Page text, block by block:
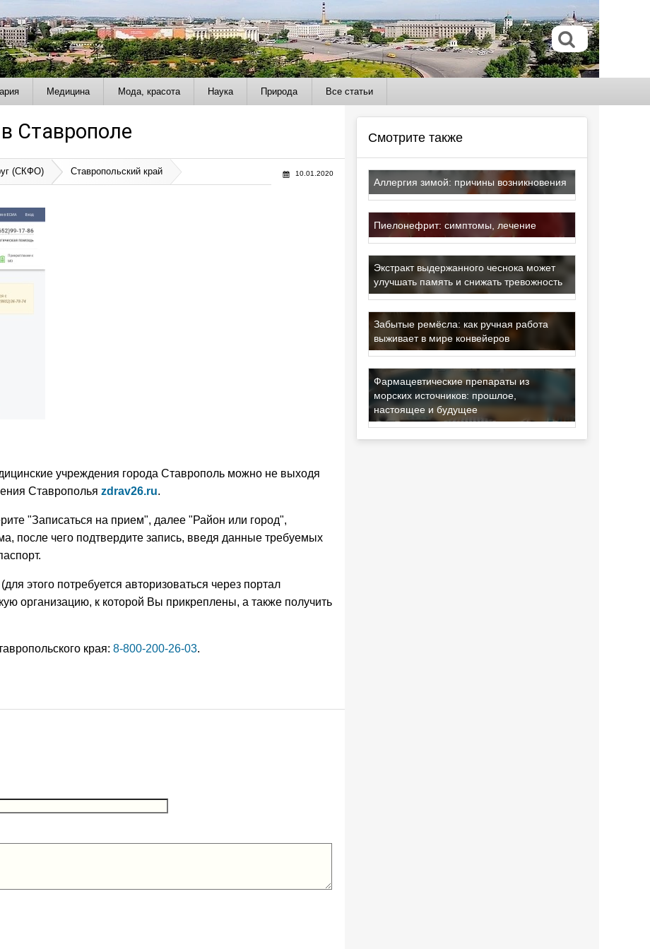
Медицина Мода, красота Наука Природа Все статьи
Ставрополе
10.01.2020
(СКФО) Ставропольский край
учреждения города Ставрополь можно не выходя
Ставрополья zdrav26.ru.
"Записаться на прием", далее "Район или город",
после чего подтвердите запись, введя данные требуемых
этого потребуется авторизоваться через портал
организацию, к которой Вы прикреплены, а также получить
края: 8-800-200-26-03.
Смотрите также
Аллергия зимой: причины возникновения
Пиелонефрит: симптомы, лечение
Экстракт выдержанного чеснока может
улучшать память и снижать тревожность
Забытые ремёсла: как ручная работа
выживает в мире конвейеров
Фармацевтические препараты из
морских источников: прошлое,
настоящее и будущее